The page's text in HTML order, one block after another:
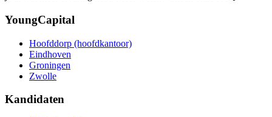
YoungCapital
Hoofddorp (hoofdkantoor)
Eindhoven
Groningen
Zwolle
Kandidaten